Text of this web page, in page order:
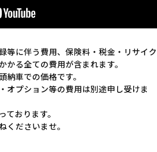
等に伴う費用、保険料・税金・リサイク
かる全ての費用が含まれます。
納車での価格です。
オプション等の費用は別途申し受けま
おります。
くださいませ。